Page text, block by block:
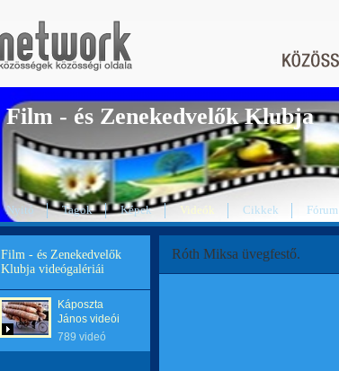
Film - és Zenekedvelők Klubja
Nyitó Tagok Képek Videók Cikkek Fórum
Film - és Zenekedvelők
Klubja videógalériái
Káposzta
János videói
789 videó
Róth Miksa üvegfestő.